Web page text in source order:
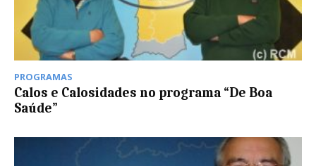
PROGRAMAS
Calos e Calosidades no programa “De Boa
Saúde”